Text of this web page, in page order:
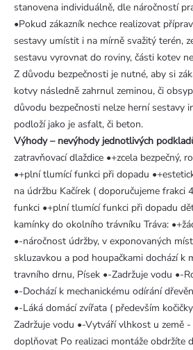
stanovena individuálně, dle náročností
•Pokud zákazník nechce realizovat
sestavy umístit i na mírně svažitý terén,
sestavu vyrovnat do roviny, části kotev
Z důvodu bezpečnosti je nutné, aby si
kotvy následně zahrnul zeminou, či
důvodu bezpečnosti nelze herní sestavy
podloží jako je asfalt, či beton.
Výhody – nevýhody jednotlivých
zatravňovací dlaždice •+zcela bezpečný,
•+plní tlumící funkci při dopadu
na údržbu Kačírek ( doporučujeme frakci
funkci •+plní tlumící funkci při dopadu
kamínky do okolního trávníku Tráva:
•-náročnost údržby, v exponovaných
skluzavkou a pod houpačkami dochází k
travního drnu, Písek •-Zadržuje vodu •-
•-Dochází k mechanickému odírání
•-Láká domácí zvířata ( především
Zadržuje vodu •-Vytváří vlhkost u země
doplňovat Po realizaci montáže obdržíte